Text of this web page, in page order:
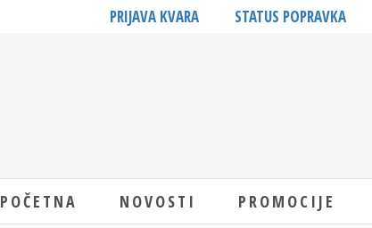
PRIJAVA KVARA STATUS POPRAVKA
POČETNA NOVOSTI PROMOCIJE